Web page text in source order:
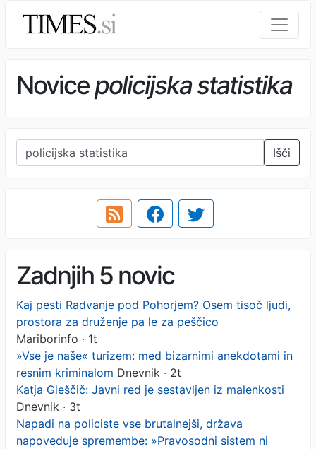
Novicepolicijska statistika
Išči
Zadnjih 5 novic
Kaj pesti Radvanje pod Pohorjem? Osem tisoč ljudi,
prostora za druženje pa le za peščico
Mariborinfo · 1t
»Vse je naše« turizem: med bizarnimi anekdotami in
resnim kriminalom Dnevnik · 2t
Katja Gleščič: Javni red je sestavljen iz malenkosti
Dnevnik · 3t
Napadi na policiste vse brutalnejši, država
napoveduje spremembe: »Pravosodni sistem ni